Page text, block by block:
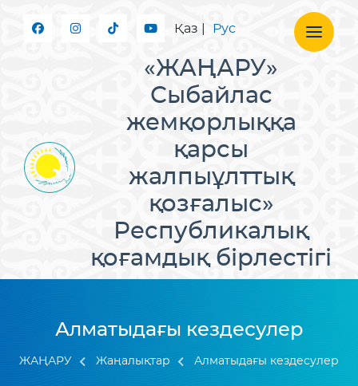
Қаз Рус
«ЖАҢАРУ»
Сыбайлас
жемқорлыққа
қарсы
жалпыұлттық
қозғалыс»
Республикалық
қоғамдық бірлестігі
Алматыдағы кездесулер
ЖАҢАРУ Жаңалықтар Алматыдағы кездесулер